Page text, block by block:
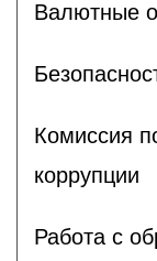
Валютные
Комиссия
коррупции
Работа с